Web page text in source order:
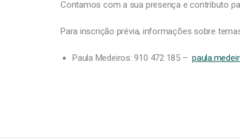
Contamos com a sua presença e contributo
Para inscrição prévia, informações sobre
Paula Medeiros: 910 472 185 –